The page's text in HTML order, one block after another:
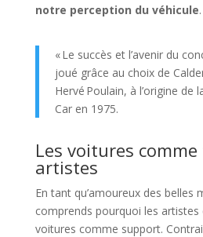
notre perception du véhicule.
« Le succès et l’avenir du
joué grâce au choix de
Hervé Poulain, à l’origine de
Car en 1975.
Les voitures
artistes
En tant qu’amoureux des belles
comprends pourquoi les artistes
voitures comme support.